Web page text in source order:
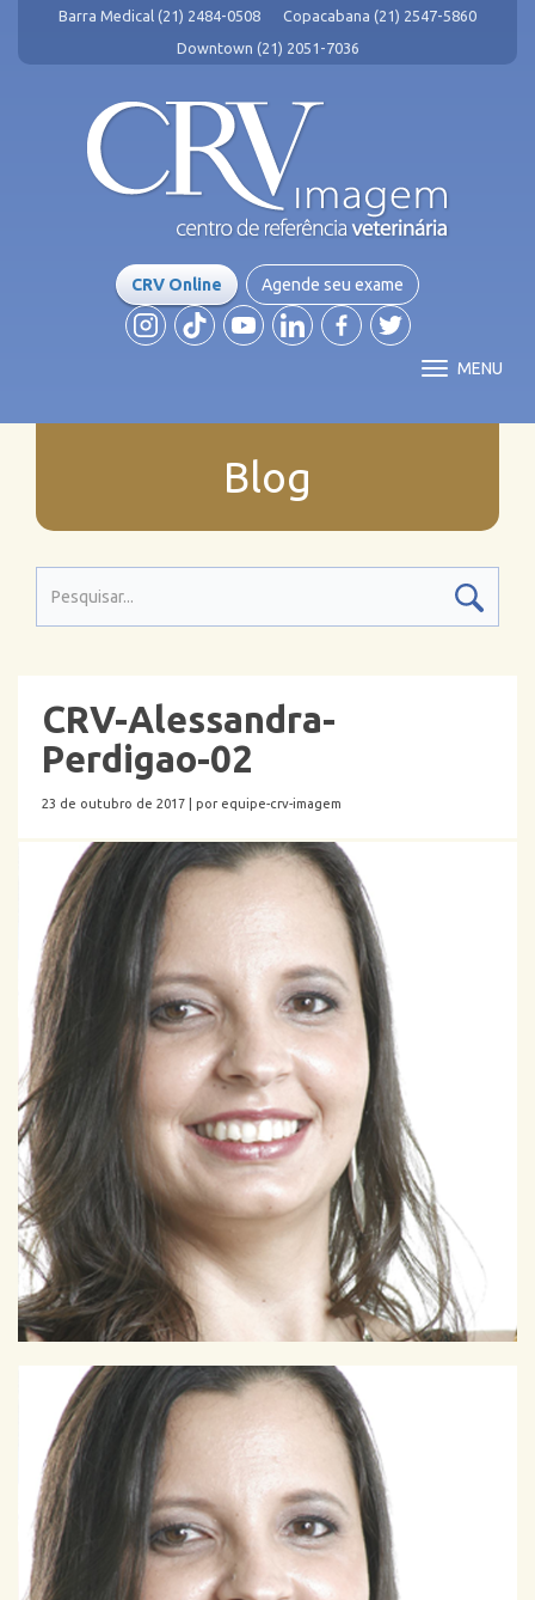
Barra Medical (21) 2484-0508
Copacabana (21) 2547-5860
Downtown (21) 2051-7036
CRV Online Agende seu exame
MENU
Blog
CRV-Alessandra-
Perdigao-02
23 de outubro de 2017 | por equipe-crv-imagem